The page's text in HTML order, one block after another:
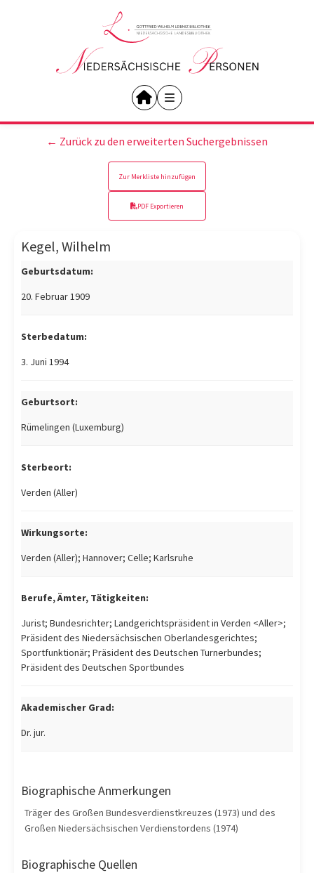
← Zurück zu den erweiterten Suchergebnissen
Zur Merkliste hinzufügen
PDF Exportieren
Kegel, Wilhelm
Geburtsdatum:
20. Februar 1909
Sterbedatum:
3. Juni 1994
Geburtsort:
Rümelingen (Luxemburg)
Sterbeort:
Verden (Aller)
Wirkungsorte:
Verden (Aller); Hannover; Celle; Karlsruhe
Berufe, Ämter, Tätigkeiten:
Jurist; Bundesrichter; Landgerichtspräsident in Verden <Aller>;
Präsident des Niedersächsischen Oberlandesgerichtes;
Sportfunktionär; Präsident des Deutschen Turnerbundes;
Präsident des Deutschen Sportbundes
Akademischer Grad:
Dr. jur.
Biographische Anmerkungen
Träger des Großen Bundesverdienstkreuzes (1973) und des
Großen Niedersächsischen Verdienstordens (1974)
Biographische Quellen